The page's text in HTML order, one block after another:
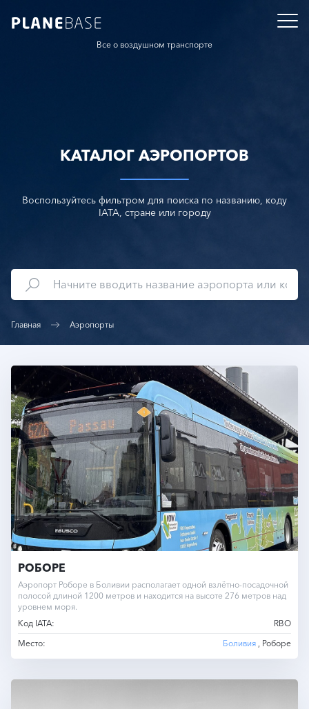
Все о воздушном транспорте
КАТАЛОГ АЭРОПОРТОВ
Воспользуйтесь фильтром для поиска по названию, коду
IATA, стране или городу
Главная Аэропорты
РОБОРЕ
Аэропорт Роборе в Боливии располагает одной взлётно-посадочной
полосой длиной 1200 метров и находится на высоте 276 метров над
уровнем моря.
Код IATA:
RBO
Место:
Боливия , Роборе